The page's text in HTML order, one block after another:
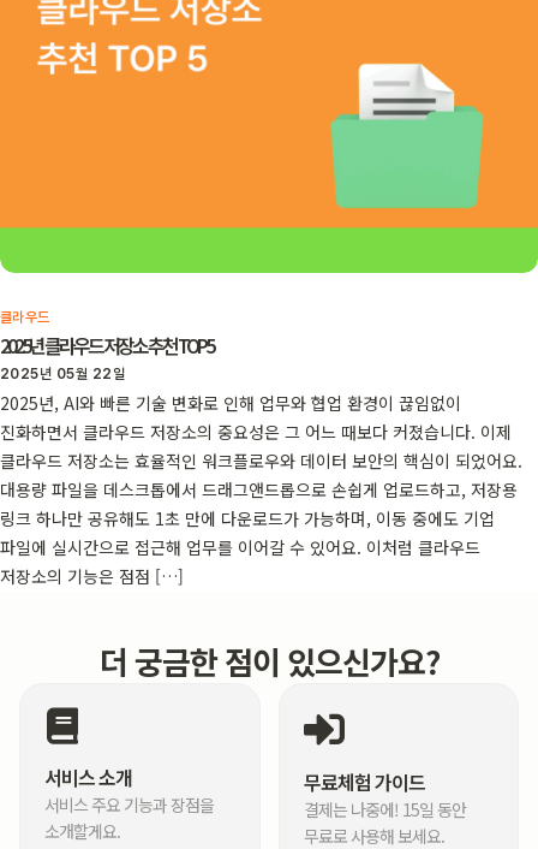
클라우드
2025년 클라우드 저장소 추천 TOP5
2025년 05월 22일
2025년, AI와 빠른 기술 변화로 인해 업무와 협업 환경이 끊임없이
진화하면서 클라우드 저장소의 중요성은 그 어느 때보다 커졌습니다. 이제
클라우드 저장소는 효율적인 워크플로우와 데이터 보안의 핵심이 되었어요.
대용량 파일을 데스크톱에서 드래그앤드롭으로 손쉽게 업로드하고, 저장용
링크 하나만 공유해도 1초 만에 다운로드가 가능하며, 이동 중에도 기업
파일에 실시간으로 접근해 업무를 이어갈 수 있어요. 이처럼 클라우드
저장소의 기능은 점점 […]
더 궁금한 점이 있으신가요?
서비스 소개
서비스 주요 기능과 장점을
소개할게요.
무료체험 가이드
결제는 나중에! 15일 동안
무료로 사용해 보세요.